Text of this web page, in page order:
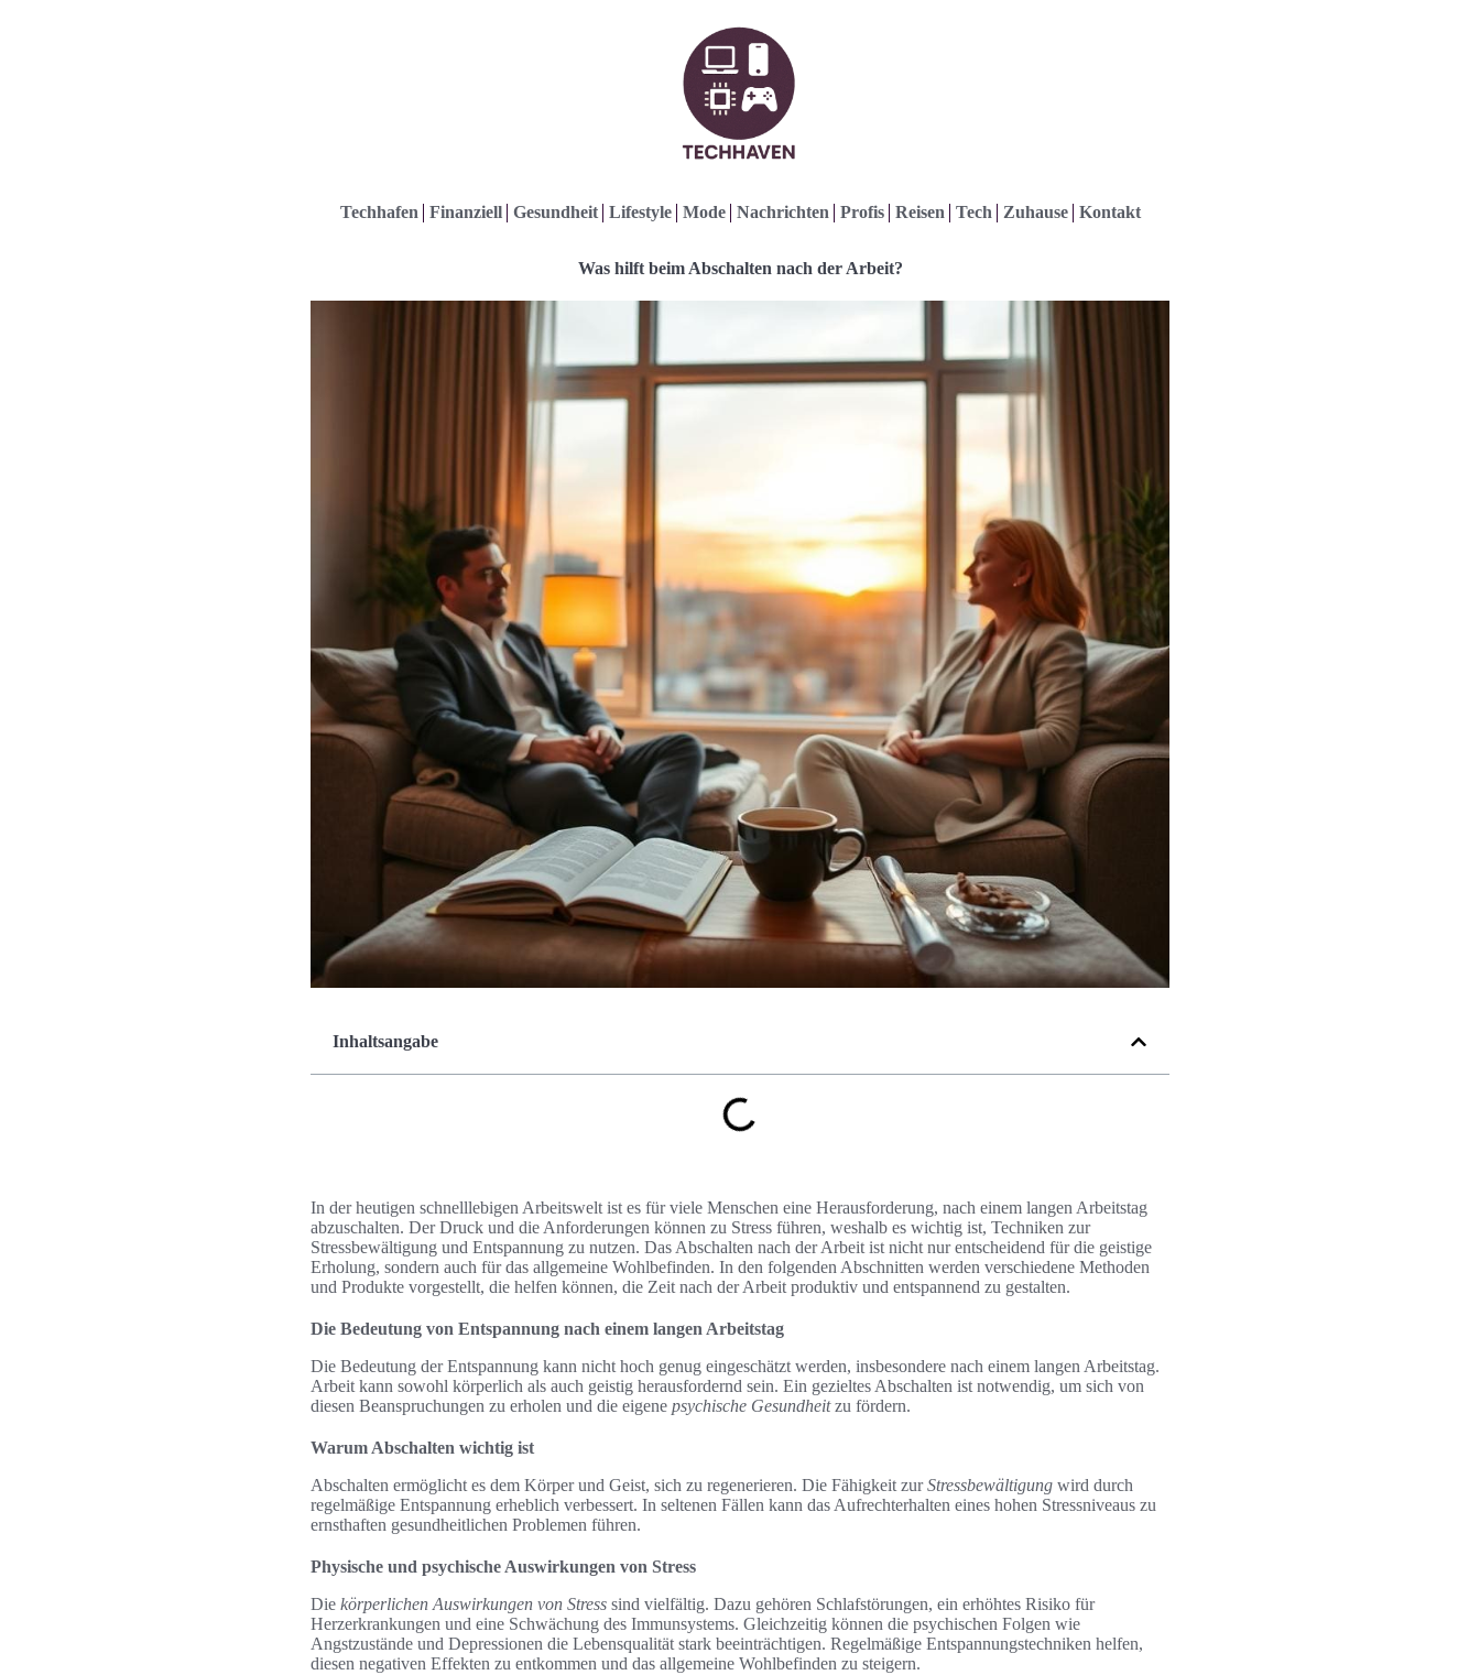
Techhafen Finanziell Gesundheit Lifestyle Mode Nachrichten Profis Reisen Tech Zuhause Kontakt
Was hilft beim Abschalten nach der Arbeit?
Inhaltsangabe
In der heutigen schnelllebigen Arbeitswelt ist es für viele Menschen eine Herausforderung, nach einem langen Arbeitstag
abzuschalten. Der Druck und die Anforderungen können zu Stress führen, weshalb es wichtig ist, Techniken zur
Stressbewältigung und Entspannung zu nutzen. Das Abschalten nach der Arbeit ist nicht nur entscheidend für die geistige
Erholung, sondern auch für das allgemeine Wohlbefinden. In den folgenden Abschnitten werden verschiedene Methoden
und Produkte vorgestellt, die helfen können, die Zeit nach der Arbeit produktiv und entspannend zu gestalten.
Die Bedeutung von Entspannung nach einem langen Arbeitstag
Die Bedeutung der Entspannung kann nicht hoch genug eingeschätzt werden, insbesondere nach einem langen Arbeitstag.
Arbeit kann sowohl körperlich als auch geistig herausfordernd sein. Ein gezieltes Abschalten ist notwendig, um sich von
diesen Beanspruchungen zu erholen und die eigene psychische Gesundheitzu fördern.
Warum Abschalten wichtig ist
Abschalten ermöglicht es dem Körper und Geist, sich zu regenerieren. Die Fähigkeit zurStressbewältigung wird durch
regelmäßige Entspannung erheblich verbessert. In seltenen Fällen kann das Aufrechterhalten eines hohen Stressniveaus zu
ernsthaften gesundheitlichen Problemen führen.
Physische und psychische Auswirkungen von Stress
Die körperlichen Auswirkungen von Stress sind vielfältig. Dazu gehören Schlafstörungen, ein erhöhtes Risiko für
Herzerkrankungen und eine Schwächung des Immunsystems. Gleichzeitig können die psychischen Folgen wie
Angstzustände und Depressionen die Lebensqualität stark beeinträchtigen. Regelmäßige Entspannungstechniken helfen,
diesen negativen Effekten zu entkommen und das allgemeine Wohlbefinden zu steigern.